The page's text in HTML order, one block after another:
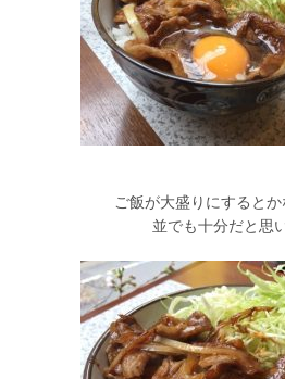
ご飯が大盛りにするとか
並でも十分だと思